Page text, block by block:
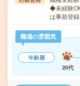
◆未経験
は事前登
職場の雰囲気
年齢層
20代